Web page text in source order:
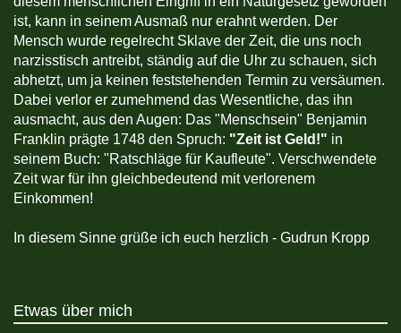
ist, kann in seinem Ausmaß nur erahnt werden. Der
Mensch wurde regelrecht Sklave der Zeit, die uns noch
narzisstisch antreibt, ständig auf die Uhr zu schauen, sich
abhetzt, um ja keinen feststehenden Termin zu versäumen.
Dabei verlor er zumehmend das Wesentliche, das ihn
ausmacht, aus den Augen: Das "Menschsein" Benjamin
Franklin prägte 1748 den Spruch: "Zeit ist Geld!" in
seinem Buch: "Ratschläge für Kaufleute". Verschwendete
Zeit war für ihn gleichbedeutend mit verlorenem
Einkommen!
In diesem Sinne grüße ich euch herzlich - Gudrun Kropp
Etwas über mich